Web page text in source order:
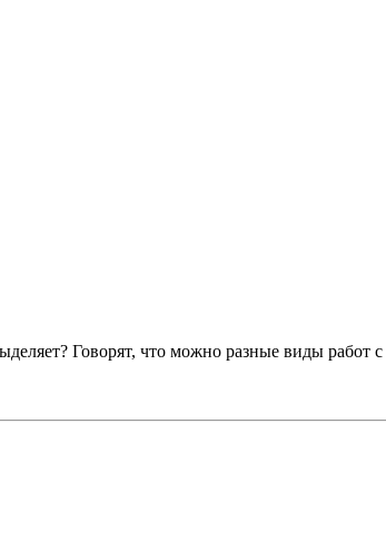
Говорят, что можно разные виды работ